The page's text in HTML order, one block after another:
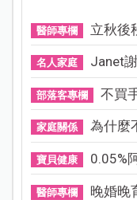
醫師專欄 立秋後
名人家庭 Janet
部落客專欄 不買
家庭關係 為什麼
寶貝健康 0.05%
醫師專欄 晚婚晚